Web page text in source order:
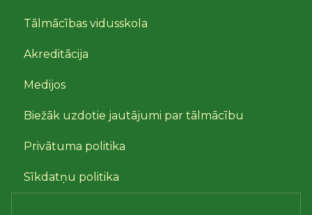
Tālmācības vidusskola
Akreditācija
Medijos
Biežāk uzdotie jautājumi par tālmācību
Privātuma politika
Sīkdatņu politika